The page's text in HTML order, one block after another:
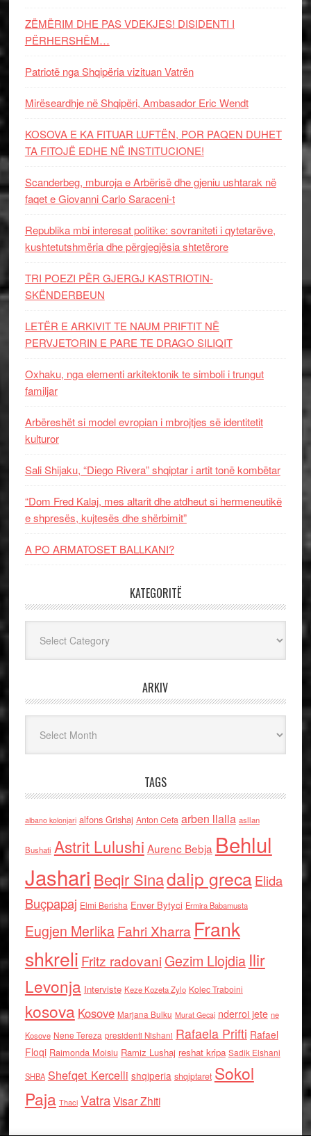
ZËMËRIM DHE PAS VDEKJES! DISIDENTI I
PËRHERSHËM…
Patriotë nga Shqipëria vizituan Vatrën
Mirëseardhje në Shqipëri, Ambasador Eric Wendt
KOSOVA E KA FITUAR LUFTËN, POR PAQEN DUHET
TA FITOJË EDHE NË INSTITUCIONE!
Scanderbeg, mburoja e Arbërisë dhe gjeniu ushtarak në
faqet e Giovanni Carlo Saraceni-t
Republika mbi interesat politike: sovraniteti i qytetarëve,
kushtetutshmëria dhe përgjegjësia shtetërore
TRI POEZI PËR GJERGJ KASTRIOTIN-
SKËNDERBEUN
LETËR E ARKIVIT TE NAUM PRIFTIT NË
PERVJETORIN E PARE TE DRAGO SILIQIT
Oxhaku, nga elementi arkitektonik te simboli i trungut
familjar
Arbëreshët si model evropian i mbrojtjes së identitetit
kulturor
Sali Shijaku, “Diego Rivera” shqiptar i artit tonë kombëtar
“Dom Fred Kalaj, mes altarit dhe atdheut si hermeneutikë
e shpresës, kujtesës dhe shërbimit”
A PO ARMATOSET BALLKANI?
KATEGORITË
ARKIV
TAGS
albano kolonjari alfons Grishaj Anton Cefa arben llalla asllan
Bushati Astrit Lulushi Aurenc Bebja Behlul
Jashari Beqir Sinadalip grecaElida
Buçpapaj Elmi Berisha Enver Bytyci Ermira Babamusta
Eugjen MerlikaFahri Xharra Frank
shkreli Fritz radovaniGezim Llojdia Ilir
Levonja Interviste Keze Kozeta Zylo Kolec Traboini
kosova Kosove Marjana Bulku Murat Gecaj nderroi jete ne
Kosove Nene Tereza presidenti Nishani Rafaela Prifti Rafael
Floqi Raimonda Moisiu Ramiz Lushaj reshat kripa Sadik Elshani
SHBA Shefqet Kercelli shqiperia shqiptaret Sokol
Paja Thaci VatraVisar Zhiti